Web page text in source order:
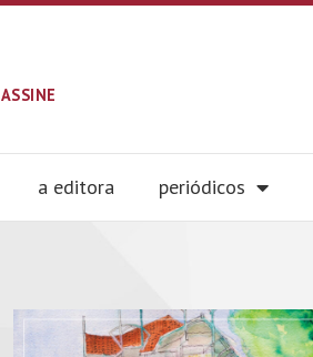
ASSINE
a editora periódicos